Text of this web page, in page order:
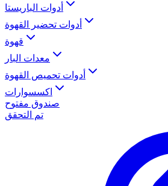
أدوات الباريستا
أدوات تحضير القهوة
قهوة
معدات البار
أدوات تحميص القهوة
اكسسوارات
صندوق مفتوح
تم التحقق